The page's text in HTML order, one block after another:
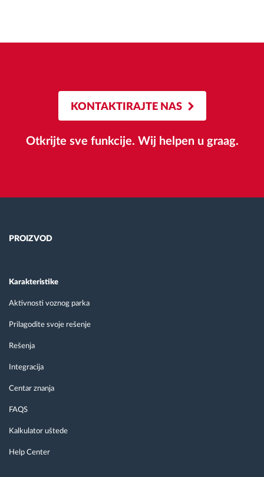
KONTAKTIRAJTE NAS
Otkrijte sve funkcije. Wij helpen u graag.
PROIZVOD
Karakteristike
Aktivnosti voznog parka
Prilagodite svoje rešenje
Rešenja
Integracija
Centar znanja
FAQS
Kalkulator uštede
Help Center